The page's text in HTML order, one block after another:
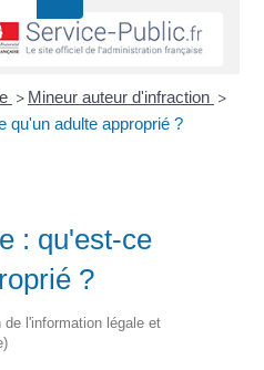
> Mineur auteur d'infraction >
qu'un adulte approprié ?
: qu'est-ce
?
l'information légale et